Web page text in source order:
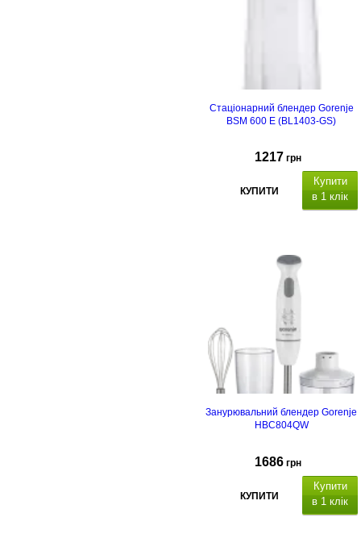
Стаціонарний блендер Gorenje
BSM 600 E (BL1403-GS)
1217 грн
КУПИТИ
Купити
в 1 клік
Занурювальний блендер Gorenje
HBC804QW
1686 грн
КУПИТИ
Купити
в 1 клік